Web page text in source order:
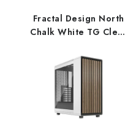
Fractal Design North
Chalk White TG Clear